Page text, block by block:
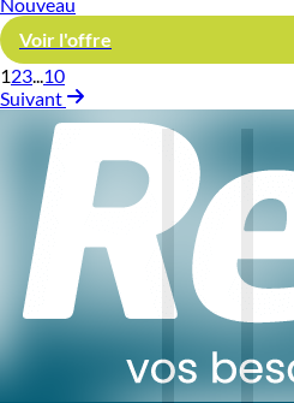
Voir l'offre
123 10
Suivant